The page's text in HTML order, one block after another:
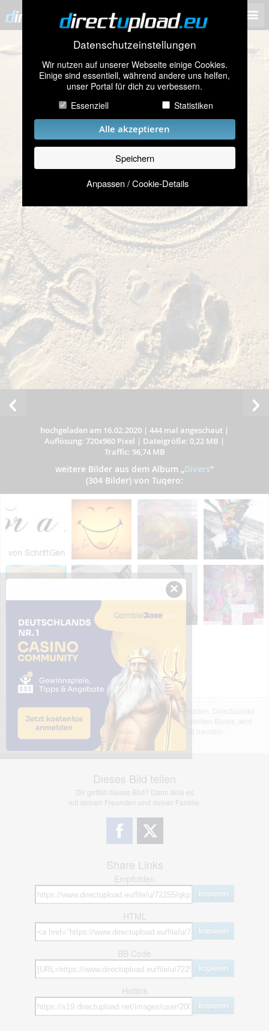
Datenschutzeinstellungen
Wir nutzen auf unserer Webseite einige Cookies.
Einige sind essentiell, während andere uns helfen,
unser Portal für dich zu verbessern.
Essenziell
Statistiken
Alle akzeptieren
Speichern
Anpassen / Cookie-Details
hochgeladen am 16.02.2020 | 444 mal angeschaut |
Auflösung: 720x960 Pixel | Dateigröße: 0,22 MB |
Traffic: 96,74 MB
weitere Bilder aus dem Album „Divers”
(304 Bilder) von Tuqero:
Das dargestellte Bild wurde von einem Nutzer hochgeladen. Directupload
übernimmt keinerlei Haftung für den Inhalt des dargestellten Bildes, wird
jedoch bei Verstößen nach §2(3) unserer AGB handeln.
Dieses Bild teilen
Dir gefällt dieses Bild? Dann teile es
mit deinen Freunden und deiner Familie.
Share Links
Empfohlen
kopieren
HTML
kopieren
BB Code
kopieren
Hotlink
kopieren
×